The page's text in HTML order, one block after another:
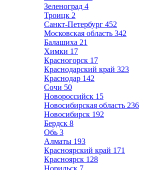
Зеленоград 4
Троицк 2
Санкт-Петербург 452
Московская область 342
Балашиха 21
Химки 17
Красногорск 17
Краснодарский край 323
Краснодар 142
Сочи 50
Новороссийск 15
Новосибирская область 236
Новосибирск 192
Бердск 8
Обь 3
Алматы 193
Красноярский край 171
Красноярск 128
Норильск 7